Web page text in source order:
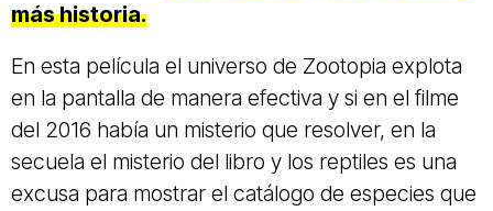
más historia.
En esta película el universo de Zootopia explota
en la pantalla de manera efectiva y si en el filme
del 2016 había un misterio que resolver, en la
secuela el misterio del libro y los reptiles es una
excusa para mostrar el catálogo de especies que